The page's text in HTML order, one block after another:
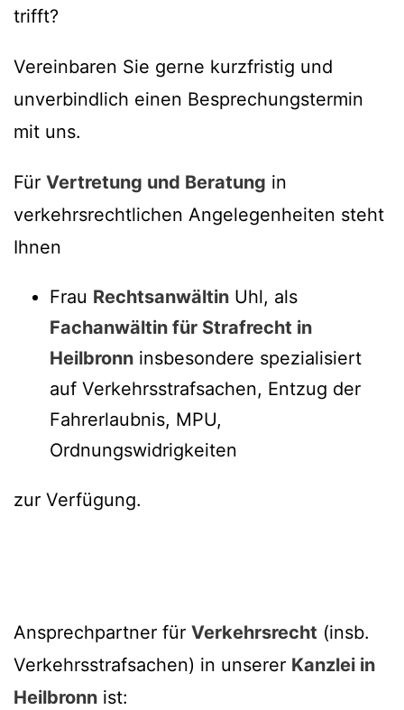
trifft?
Vereinbaren Sie gerne kurzfristig und
unverbindlich einen Besprechungstermin
mit uns.
Für Vertretung und Beratung in
verkehrsrechtlichen Angelegenheiten steht
Ihnen
Frau Rechtsanwältin Uhl, als
Fachanwältin für Strafrecht in
Heilbronn insbesondere spezialisiert
auf Verkehrsstrafsachen, Entzug der
Fahrerlaubnis, MPU,
Ordnungswidrigkeiten
zur Verfügung.
Ansprechpartner für Verkehrsrecht (insb.
Verkehrsstrafsachen) in unserer Kanzlei in
Heilbronn ist: